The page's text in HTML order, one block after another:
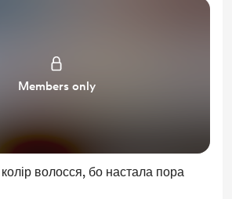
Members only
колір волосся, бо настала пора